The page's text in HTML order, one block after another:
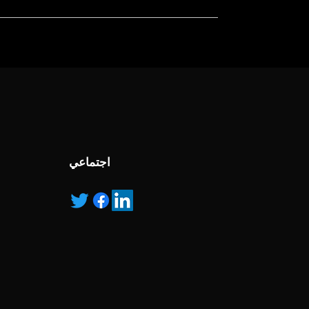
with the listed products, it is only used for the
own manufactured, “ad” means authorised
اجتماعي